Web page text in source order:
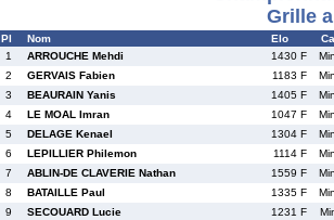
Grille
Pl Nom Elo
1
ARROUCHE Mehdi 1430 F
2
GERVAIS Fabien 1183 F
3
BEAURAIN Yanis 1405 F
4
LE MOAL Imran 1047 F
5
DELAGE Kenael 1304 F
6
LEPILLIER Philemon 1114 F
7
ABLIN-DE CLAVERIE Nathan 1559 F
8
BATAILLE Paul 1335 F
9
SECOUARD Lucie 1231 F